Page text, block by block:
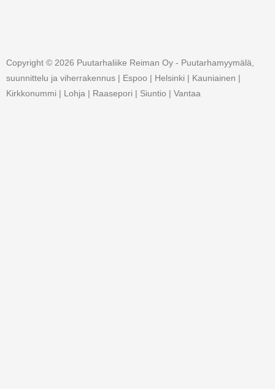
Copyright © 2026 Puutarhaliike Reiman Oy - Puutarhamyymälä,
suunnittelu ja viherrakennus | Espoo | Helsinki | Kauniainen |
Kirkkonummi | Lohja | Raasepori | Siuntio | Vantaa